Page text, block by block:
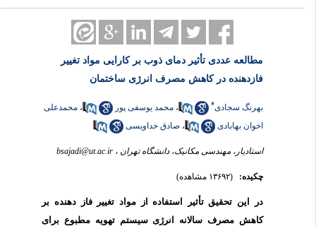
مطالعه عددی تأثیر دمای ذوب بر کارایی مواد تغییر
فازدهنده در کاهش مصرف انرژی ساختمان
بهرنگ سجادی ،محمد یوسفی پور ،محمدعلی
اخوان بهابادی
،صادق خداویسی
استادیار، مهندسی مکانیک، دانشگاه تهران ،bsajadi@ut.ac.ir
چکیده: (۱۳۶۹۲ مشاهده)
در این تحقیق تأثیر استفاده از مواد تغییر فاز دهنده بر
کاهش مصرف سالانه انرژی سیستم تهویه مطبوع برای